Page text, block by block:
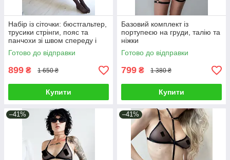
Набір із сіточки: бюстгальтер,
трусики стрінги, пояс та
панчохи зі швом спереду і
ззаду
Готово до відправки
899 ₴ 1 650 ₴
Купити
Базовий комплект із
портупеєю на груди, талію та
ніжки
Готово до відправки
799 ₴ 1 380 ₴
Купити
–41% –41%